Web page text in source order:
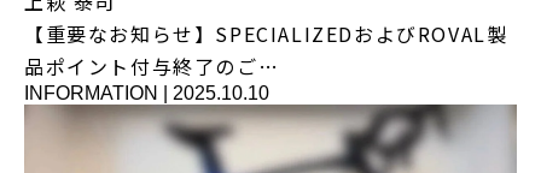
【重要なお知らせ】SPECIALIZEDおよびROVAL製
品ポイント付与終了のご…
INFORMATION 2025.10.10